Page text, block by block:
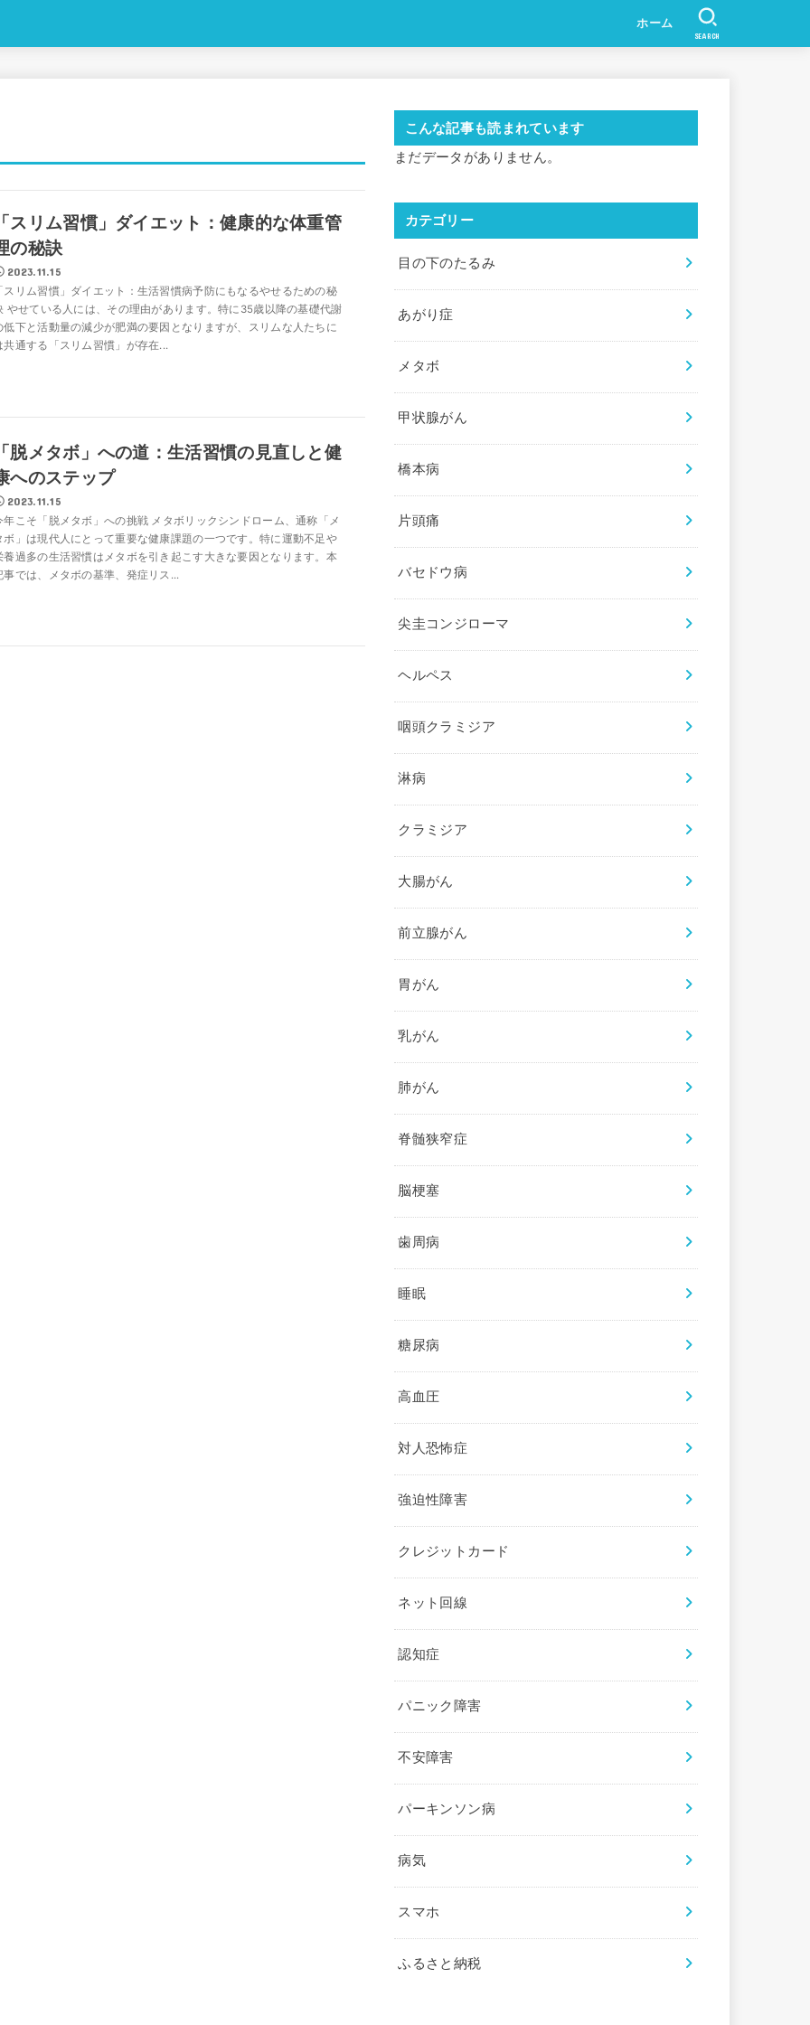
ホーム
SEARCH
スリム習慣」ダイエット：健康的な体重管
の秘訣
2023.11.15
スリム習慣」ダイエット：生活習慣病予防にもなるやせるための秘
やせている人には、その理由があります。特に35歳以降の基礎代謝
低下と活動量の減少が肥満の要因となりますが、スリムな人たちに
共通する「スリム習慣」が存在...
脱メタボ」への道：生活習慣の見直しと健
へのステップ
2023.11.15
年こそ「脱メタボ」への挑戦 メタボリックシンドローム、通称「メ
ボ」は現代人にとって重要な健康課題の一つです。特に運動不足や
養過多の生活習慣はメタボを引き起こす大きな要因となります。本
事では、メタボの基準、発症リス...
こんな記事も読まれています
まだデータがありません。
カテゴリー
目の下のたるみ
あがり症
メタボ
甲状腺がん
橋本病
片頭痛
バセドウ病
尖圭コンジローマ
ヘルペス
咽頭クラミジア
淋病
クラミジア
大腸がん
前立腺がん
胃がん
乳がん
肺がん
脊髄狭窄症
脳梗塞
歯周病
睡眠
糖尿病
高血圧
対人恐怖症
強迫性障害
クレジットカード
ネット回線
認知症
パニック障害
不安障害
パーキンソン病
病気
スマホ
ふるさと納税